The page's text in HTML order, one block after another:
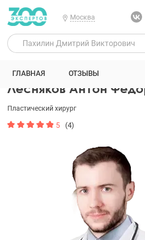
Москва
300 Экспертов Пластические хирурги
Лесняков Антон
Пластический хирург
5 (4)
ГЛАВНАЯ ОТЗЫВЫ